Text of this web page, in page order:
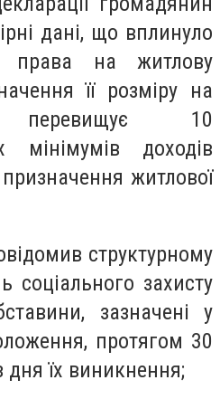
дані, що вплинуло
права на житлову
її розміру на
10
мінімумів доходів
житлової
структурному
соціального захисту
зазначені у
протягом 30
дня їх виникнення;